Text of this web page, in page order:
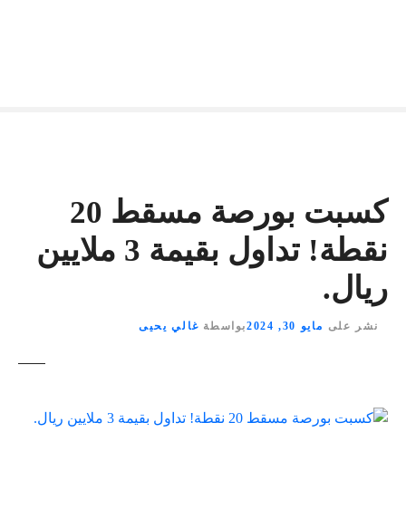
كسبت بورصة مسقط 20
نقطة! تداول بقيمة 3 ملايين
ريال.
نشر على مايو 30, 2024 بواسطة غالي يحيى